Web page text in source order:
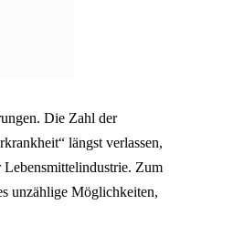
Die Zahl der
längst verlassen,
Zum
unzählige Möglichkeiten,